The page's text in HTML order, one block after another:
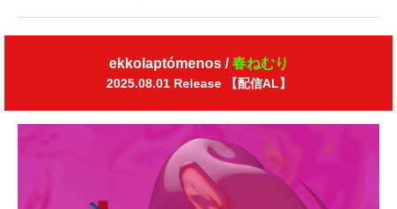
ekkolaptómenos /春ねむり
2025.08.01 Release 【配信AL】